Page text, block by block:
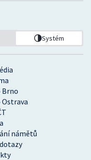
Brno
námětů
Systém